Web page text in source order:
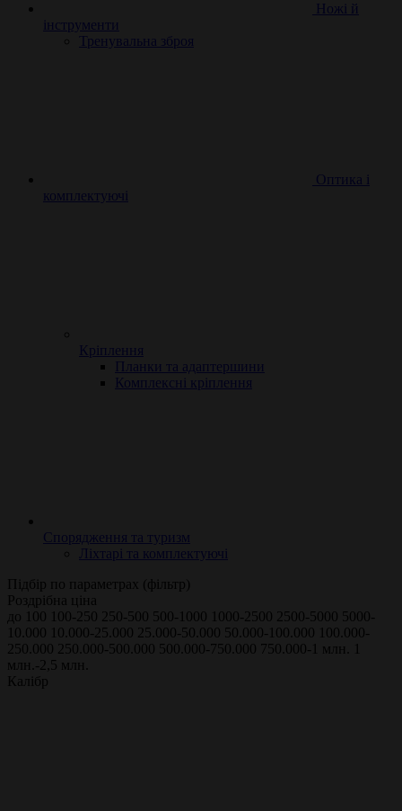
Ножі й
інструменти
Тренувальна зброя
Оптика і
комплектуючі
Кріплення
Планки та адаптершини
Комплексні кріплення
Спорядження та туризм
Ліхтарі та комплектуючі
Підбір по параметрах (фільтр)
Роздрібна ціна
до 100 100-250 250-500 500-1000 1000-2500 2500-5000 5000-
10.000 10.000-25.000 25.000-50.000 50.000-100.000 100.000-
250.000 250.000-500.000 500.000-750.000 750.000-1 млн.
1
млн.-2,5 млн.
Калібр